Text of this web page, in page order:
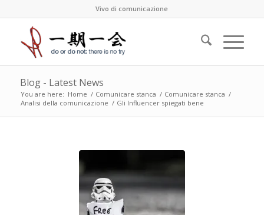
Vivo di comunicazione
Blog - Latest News
You are here: Home / Comunicare stanca / Comunicare stanca /
Analisi della comunicazione / Gli Influencer spiegati bene